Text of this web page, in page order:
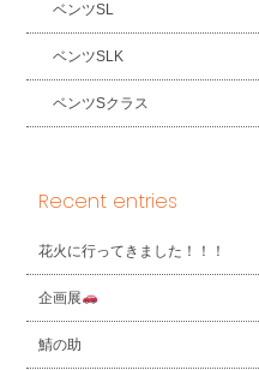
ベンツSL
ベンツSLK
ベンツSクラス
Recent entries
花火に行ってきました！！！
企画展
鯖の助